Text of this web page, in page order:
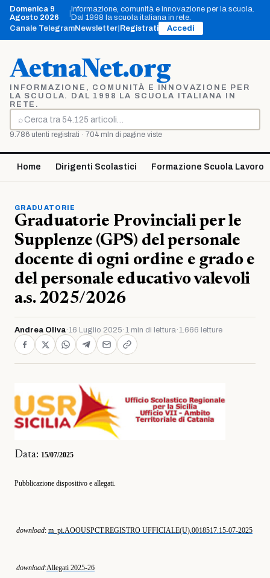
Vai
contenuto
Domenica 9
Agosto 2026
|Informazione, comunità e innovazione per la scuola.
Dal 1998 la scuola italiana in rete.
Canale TelegramNewsletter Registrati Accedi
AetnaNet.org
INFORMAZIONE, COMUNITÀ E INNOVAZIONE PER
LA SCUOLA. DAL 1998 LA SCUOLA ITALIANA IN
RETE.
⌕
Cerca
9.786 utenti registrati · 704 mln di pagine viste
Home Dirigenti Scolastici Formazione Scuola Lavoro
GRADUATORIE
Graduatorie Provinciali per le
Supplenze (GPS) del personale
docente di ogni ordine e grado e
del personale educativo valevoli
a.s. 2025/2026
Andrea Oliva·16 Luglio 2025 ·1 min di lettura·1.666 letture
Data: 15/07/2025
Pubblicazione dispositivo e allegati.
download: m_pi.AOOUSPCT.REGISTRO UFFICIALE(U).0018517.15-07-2025
download:Allegati 2025-26